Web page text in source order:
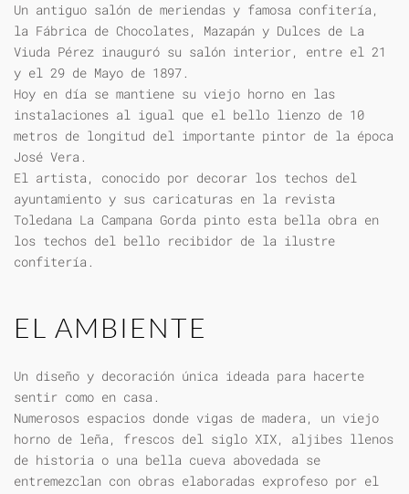
Un antiguo salón de meriendas y famosa confitería,
la Fábrica de Chocolates, Mazapán y Dulces de La
Viuda Pérez inauguró su salón interior, entre el 21
y el 29 de Mayo de 1897.
Hoy en día se mantiene su viejo horno en las
instalaciones al igual que el bello lienzo de 10
metros de longitud del importante pintor de la época
José Vera.
El artista, conocido por decorar los techos del
ayuntamiento y sus caricaturas en la revista
Toledana La Campana Gorda pinto esta bella obra en
los techos del bello recibidor de la ilustre
confitería.
EL AMBIENTE
Un diseño y decoración única ideada para hacerte
sentir como en casa.
Numerosos espacios donde vigas de madera, un viejo
horno de leña, frescos del siglo XIX, aljibes llenos
de historia o una bella cueva abovedada se
entremezclan con obras elaboradas exprofeso por el